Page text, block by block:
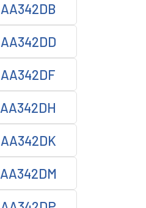
AA342DB
AA342DD
AA342DF
AA342DH
AA342DK
AA342DM